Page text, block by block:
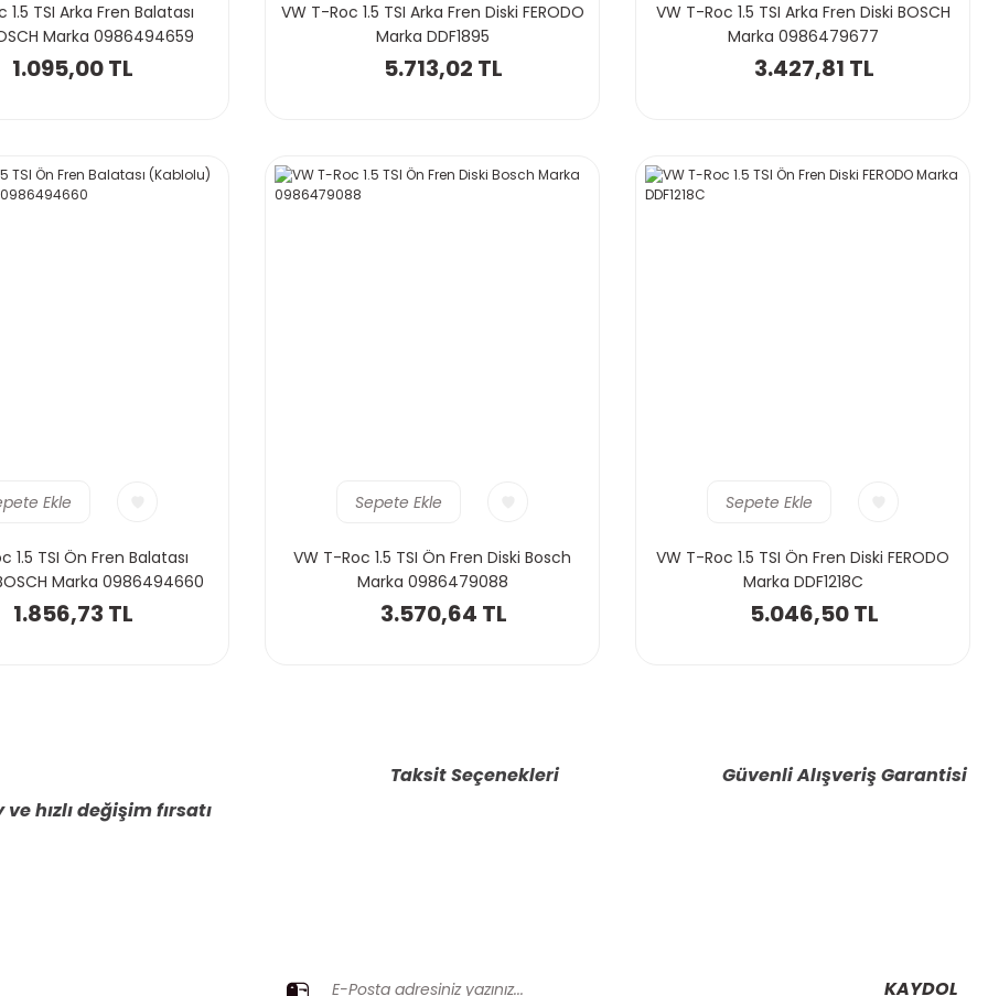
1.5 TSI Arka Fren Balatası
Marka 0986494659
1.095,00 TL
VW T-Roc 1.5 TSI Arka Fren Diski FERODO
Marka DDF1895
5.713,02 TL
VW T-Roc 1.5 TSI Arka Fren Diski BOSCH
Marka 0986479677
3.427,81 TL
Ekle
1.5 TSI Ön Fren Balatası
Marka 0986494660
1.856,73 TL
Sepete Ekle
VW T-Roc 1.5 TSI Ön Fren Diski Bosch
Marka 0986479088
3.570,64 TL
Sepete Ekle
VW T-Roc 1.5 TSI Ön Fren Diski FERODO
Marka DDF1218C
5.046,50 TL
hızlı değişim fırsatı
Taksit Seçenekleri Güvenli Alışveriş Garantisi
KAYDOL